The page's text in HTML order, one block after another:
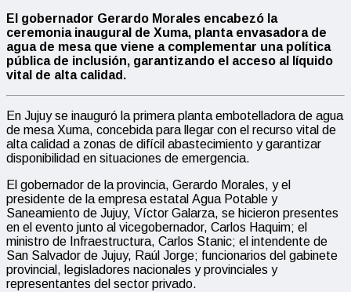
El gobernador Gerardo Morales encabezó la
ceremonia inaugural de Xuma, planta envasadora de
agua de mesa que viene a complementar una política
pública de inclusión, garantizando el acceso al líquido
vital de alta calidad.
En Jujuy se inauguró la primera planta embotelladora de agua
de mesa Xuma, concebida para llegar con el recurso vital de
alta calidad a zonas de difícil abastecimiento y garantizar
disponibilidad en situaciones de emergencia.
El gobernador de la provincia, Gerardo Morales, y el
presidente de la empresa estatal Agua Potable y
Saneamiento de Jujuy, Víctor Galarza, se hicieron presentes
en el evento junto al vicegobernador, Carlos Haquim; el
ministro de Infraestructura, Carlos Stanic; el intendente de
San Salvador de Jujuy, Raúl Jorge; funcionarios del gabinete
provincial, legisladores nacionales y provinciales y
representantes del sector privado.